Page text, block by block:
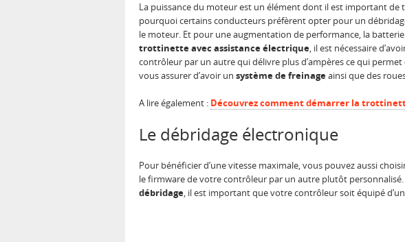
La puissance du moteur est un élément dont il est important
pourquoi certains conducteurs préfèrent opter pour un
le moteur. Et pour une augmentation de performance, la
trottinette avec assistance électrique, il est nécessaire
contrôleur par un autre qui délivre plus d’ampères ce qui permet
vous assurer d’avoir un système de freinageainsi que des
A lire également : Découvrez comment démarrer la
Le débridage électronique
Pour bénéficier d’une vitesse maximale, vous pouvez aussi
le firmware de votre contrôleur par un autre plutôt personnalisé.
débridage, il est important que votre contrôleur soit équipé